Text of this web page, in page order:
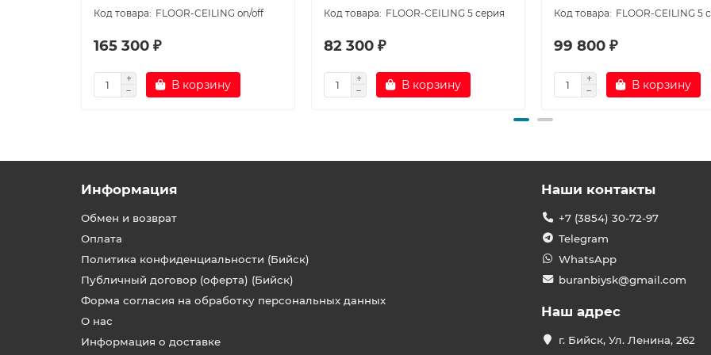
FLOOR-CEILING on/off
165 300 ₽
В корзину
FLOOR-CEILING 5 серия
82 300 ₽
В корзину
FLOOR-CEILING 5
99 800 ₽
В корзину
Информация
Обмен и возврат
Оплата
Политика конфиденциальности (Бийск)
Публичный договор (оферта) (Бийск)
Форма согласия на обработку персональных данных
О нас
Информация о доставке
Наши контакты
+7 (3854) 30-72-97
Telegram
WhatsApp
buranbiysk@gmail.com
Наш адрес
г. Бийск, Ул. Ленина, 262